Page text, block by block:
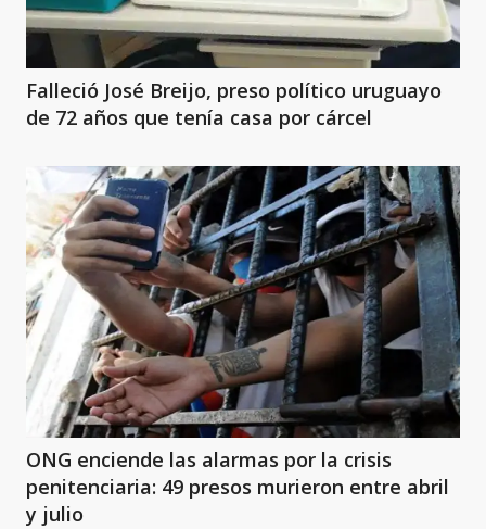
Falleció José Breijo, preso político uruguayo
de 72 años que tenía casa por cárcel
ONG enciende las alarmas por la crisis
penitenciaria: 49 presos murieron entre abril
y julio